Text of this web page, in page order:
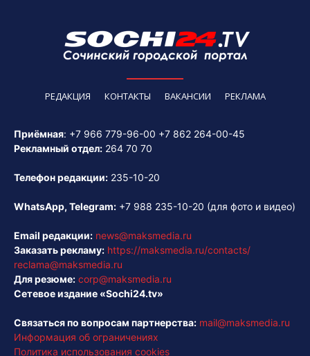
РЕДАКЦИЯ КОНТАКТЫ ВАКАНСИИ РЕКЛАМА
Приёмная: +7 966 779-96-00 +7 862 264-00-45
Рекламный отдел: 264 70 70
Телефон редакции: 235-10-20
WhatsApp, Telegram: +7 988 235-10-20 (для фото и видео)
Email редакции: news@maksmedia.ru
Заказать рекламу: https://maksmedia.ru/contacts/
reclama@maksmedia.ru
Для резюме: corp@maksmedia.ru
Сетевое издание «Sochi24.tv»
Связаться по вопросам партнерства: mail@maksmedia.ru
Информация об ограничениях
Политика использования cookies